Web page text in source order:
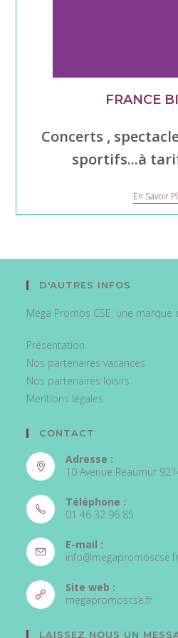
FRANCE
Concerts ,
sportifs...à
En Savoir
D'AUTRES INFOS
Méga Promos CSE, une marque
Présentation
Nos partenaires vacances
Nos partenaires loisirs
Mentions légales
CONTACT
Adresse :
10 Avenue Réaumur
Téléphone :
01 46 32 96 85
dans
votre
application
E-mail :
info@megapromoscse.fr
Site web :
megapromoscse.frS’ouvre
LAISSEZ NOUS UN